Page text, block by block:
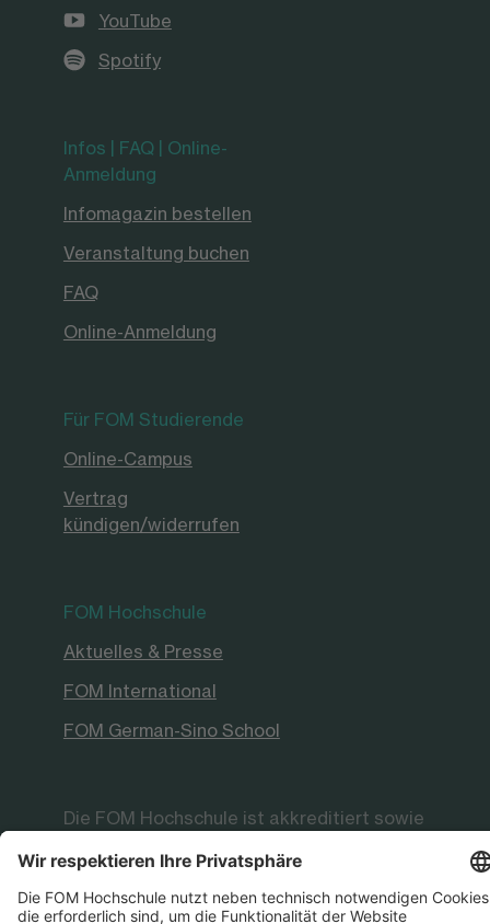
YouTube
Spotify
Infos | FAQ | Online-
Anmeldung
Infomagazin bestellen
Veranstaltung buchen
FAQ
Online-Anmeldung
Für FOM Studierende
Online-Campus
Vertrag
kündigen/widerrufen
FOM Hochschule
Aktuelles & Presse
FOM International
FOM German-Sino School
Die FOM Hochschule ist akkreditiert sowie